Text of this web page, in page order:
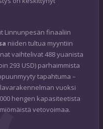
Linnunpesän finaaliin
niiden tultua myyntiin
vaihtelivat 488 yuanista
293 USD) parhaimmista
tapahtuma –
vuoksi
hengen kapasiteetista
vetovoimaa.